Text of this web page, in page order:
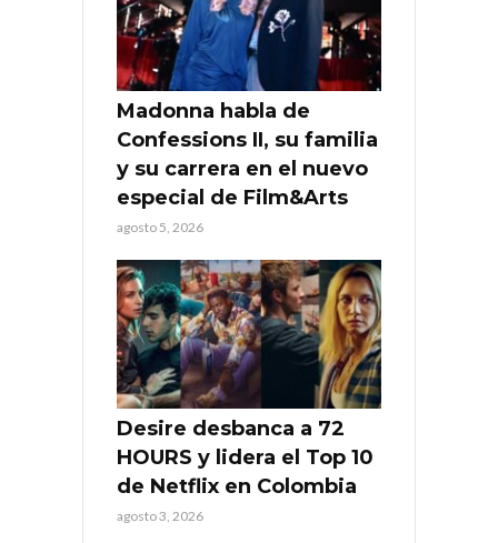
Madonna habla de
Confessions II, su familia
y su carrera en el nuevo
especial de Film&Arts
agosto 5, 2026
Desire desbanca a 72
HOURS y lidera el Top 10
de Netflix en Colombia
agosto 3, 2026